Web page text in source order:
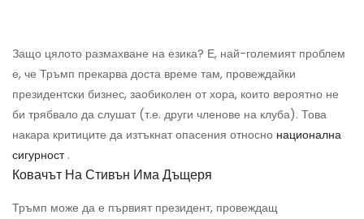
Защо цялото размахване на езика? Е, най-големият проблем
е, че Тръмп прекарва доста време там, провеждайки
президентски бизнес, заобиколен от хора, които вероятно не
би трябвало да слушат (т.е. други членове на клуба). Това
накара критиците да изтъкнат опасения относно национална
сигурност.
Ковачът На Стивън Има Дъщеря
Тръмп може да е първият президент, провеждащ